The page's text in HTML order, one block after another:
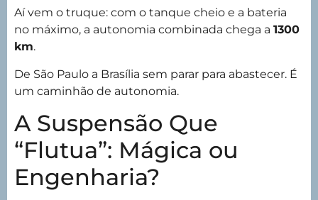
Aí vem o truque: com o tanque cheio e a bateria
no máximo, a autonomia combinada chega a 1300
km.
De São Paulo a Brasília sem parar para abastecer. É
um caminhão de autonomia.
A Suspensão Que
“Flutua”: Mágica ou
Engenharia?